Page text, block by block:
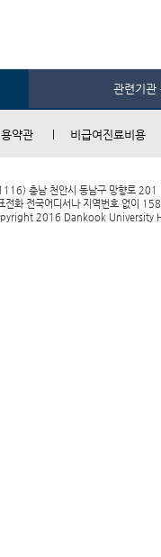
관련기관
약관 비급여진료비용
충남 천안시 동남구 망향로 201
전화 전국어디서나 지역번호 없이
2016 Dankook University